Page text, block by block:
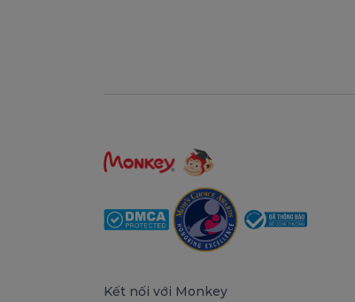
Kết nối với Monkey